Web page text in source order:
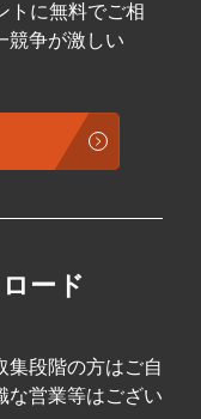
トに無料でご相
競争が激しい
ード
集段階の方はご自
な営業等はござい